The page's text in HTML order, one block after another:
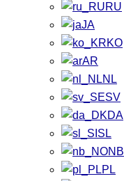
RU
JA
KO
AR
NL
SV
DA
SL
NB
PL